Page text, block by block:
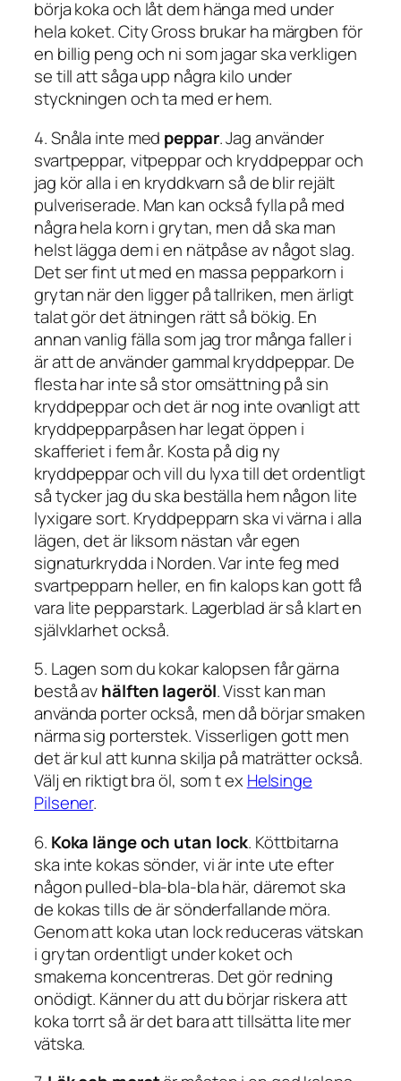
börja koka och låt dem hänga med under
hela koket. City Gross brukar ha märgben för
en billig peng och ni som jagar ska verkligen
se till att såga upp några kilo under
styckningen och ta med er hem.
4. Snåla inte med peppar. Jag använder
svartpeppar, vitpeppar och kryddpeppar och
jag kör alla i en kryddkvarn så de blir rejält
pulveriserade. Man kan också fylla på med
några hela korn i grytan, men då ska man
helst lägga dem i en nätpåse av något slag.
Det ser fint ut med en massa pepparkorn i
grytan när den ligger på tallriken, men ärligt
talat gör det ätningen rätt så bökig. En
annan vanlig fälla som jag tror många faller i
är att de använder gammal kryddpeppar. De
flesta har inte så stor omsättning på sin
kryddpeppar och det är nog inte ovanligt att
kryddpepparpåsen har legat öppen i
skafferiet i fem år. Kosta på dig ny
kryddpeppar och vill du lyxa till det ordentligt
så tycker jag du ska beställa hem någon lite
lyxigare sort. Kryddpepparn ska vi värna i alla
lägen, det är liksom nästan vår egen
signaturkrydda i Norden. Var inte feg med
svartpepparn heller, en fin kalops kan gott få
vara lite pepparstark. Lagerblad är så klart en
självklarhet också.
5. Lagen som du kokar kalopsen får gärna
bestå avhälften lageröl. Visst kan man
använda porter också, men då börjar smaken
närma sig porterstek. Visserligen gott men
det är kul att kunna skilja på maträtter också.
Välj en riktigt bra öl, som t ex Helsinge
Pilsener.
6. Koka länge och utan lock. Köttbitarna
ska inte kokas sönder, vi är inte ute efter
någon pulled-bla-bla-bla här, däremot ska
de kokas tills de är sönderfallande möra.
Genom att koka utan lock reduceras vätskan
i grytan ordentligt under koket och
smakerna koncentreras. Det gör redning
onödigt. Känner du att du börjar riskera att
koka torrt så är det bara att tillsätta lite mer
vätska.